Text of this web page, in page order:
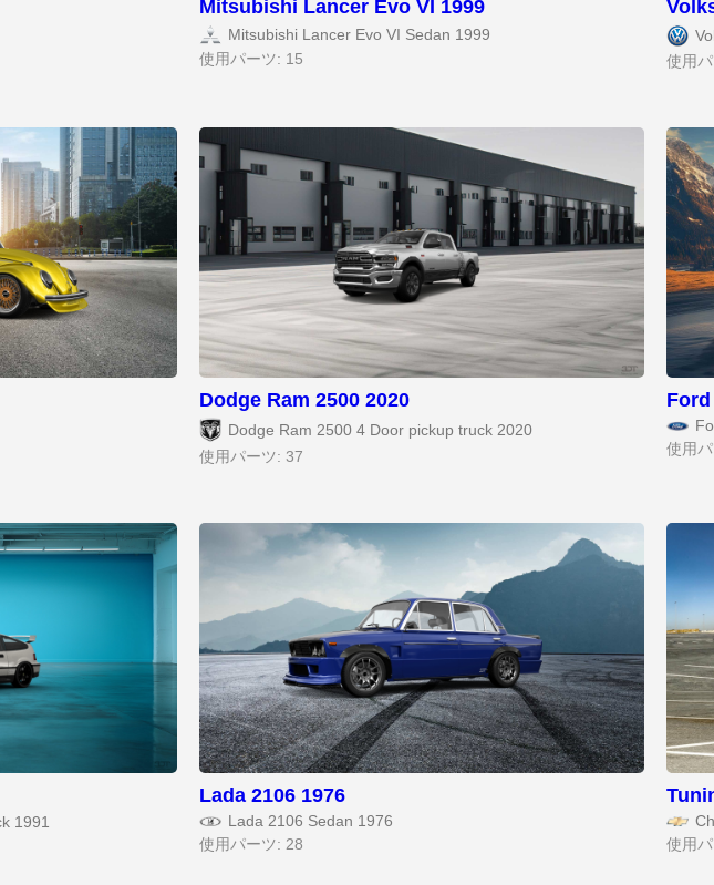
Mitsubishi Lancer Evo VI 1999
Mitsubishi Lancer Evo VI Sedan 1999
使用パーツ: 15
使用
Dodge Ram 2500 2020
Dodge Ram 2500 4 Door pickup truck 2020
使用パーツ: 37
使用
1991
Lada 2106 1976
Lada 2106 Sedan 1976
使用パーツ: 28
使用